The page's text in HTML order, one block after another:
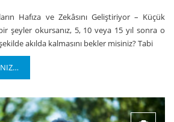
Hafıza ve Zekâsını Geliştiriyor – Küçük
şeyler okursanız, 5, 10 veya 15 yıl sonra o
akılda kalmasını bekler misiniz? Tabi